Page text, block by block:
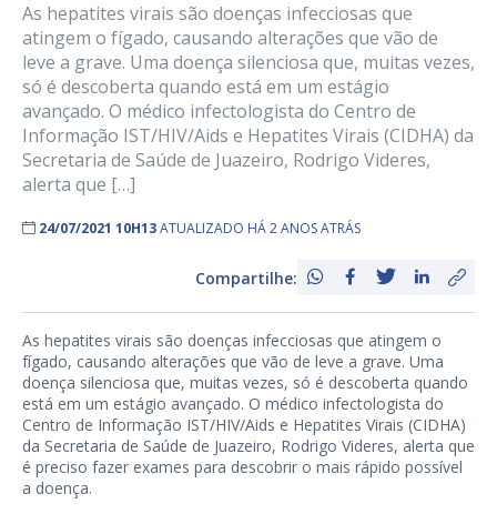
As hepatites virais são doenças infecciosas que
atingem o fígado, causando alterações que vão de
leve a grave. Uma doença silenciosa que, muitas vezes,
só é descoberta quando está em um estágio
avançado. O médico infectologista do Centro de
Informação IST/HIV/Aids e Hepatites Virais (CIDHA) da
Secretaria de Saúde de Juazeiro, Rodrigo Videres,
alerta que […]
24/07/2021 10H13ATUALIZADO HÁ 2 ANOS ATRÁS
Compartilhe:
As hepatites virais são doenças infecciosas que atingem o
fígado, causando alterações que vão de leve a grave. Uma
doença silenciosa que, muitas vezes, só é descoberta quando
está em um estágio avançado. O médico infectologista do
Centro de Informação IST/HIV/Aids e Hepatites Virais (CIDHA)
da Secretaria de Saúde de Juazeiro, Rodrigo Videres, alerta que
é preciso fazer exames para descobrir o mais rápido possível
a doença.